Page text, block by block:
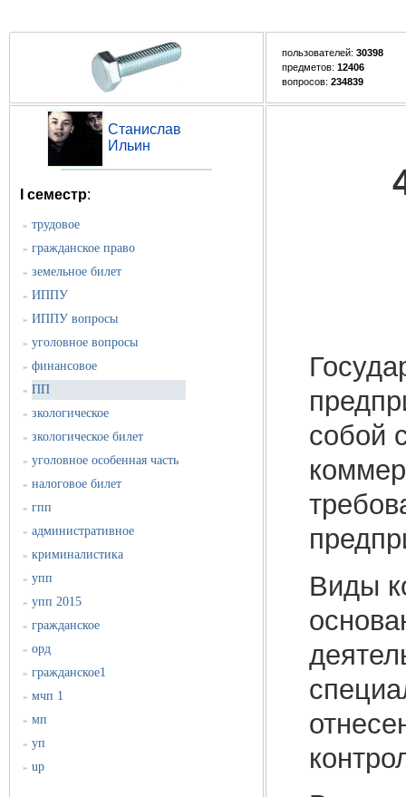
пользователей: 30398
предметов: 12406
вопросов: 234839
Станислав
Ильин
I семестр:
» трудовое
» гражданское право
» земельное билет
» ИППУ
» ИППУ вопросы
» уголовное вопросы
» финансовое
» ПП
» зкологическое
» зкологическое билет
» уголовное особенная часть
» налоговое билет
» гпп
» административное
» криминалистика
» упп
» упп 2015
» гражданское
» орд
» гражданское1
» мчп 1
» мп
» уп
» up
собой
Виды